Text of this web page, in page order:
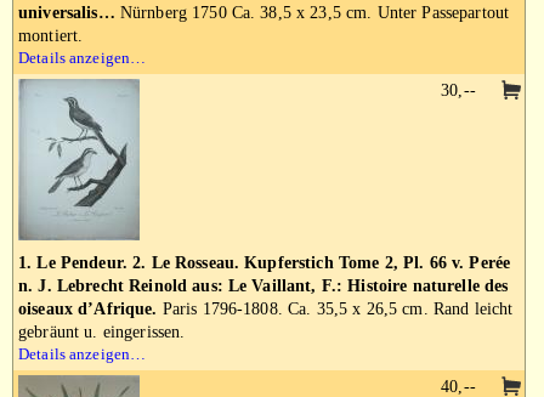
universalis… Nürnberg 1750 Ca. 38,5 x 23,5 cm. Unter Passepartout
montiert.
Details anzeigen…
1. Le Pendeur. 2. Le Rosseau. Kupferstich Tome 2, Pl. 66 v. Perée
n. J. Lebrecht Reinold aus: Le Vaillant, F.: Histoire naturelle des
oiseaux d’Afrique. Paris 1796-1808. Ca. 35,5 x 26,5 cm. Rand leicht
gebräunt u. eingerissen.
Details anzeigen…
30,--
40,--